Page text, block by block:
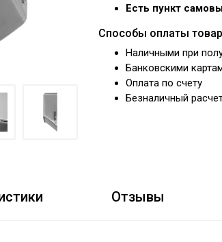
Есть пункт
Способы оплаты
Наличными при
Банковскими
Оплата по счету
Безналичный
Отзывы